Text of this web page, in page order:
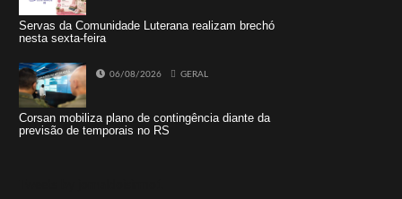
Servas da Comunidade Luterana realizam brechó
nesta sexta-feira
06/08/2026 GERAL
Corsan mobiliza plano de contingência diante da
previsão de temporais no RS